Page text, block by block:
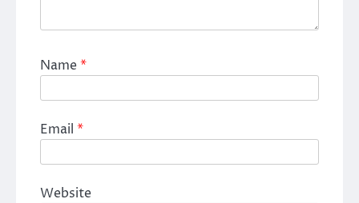
Name*
Email *
Website